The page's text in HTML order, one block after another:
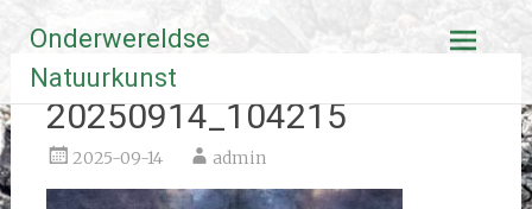
naar
inhoud
Onderwereldse
Natuurkunst
20250914_104215
2025-09-14 admin